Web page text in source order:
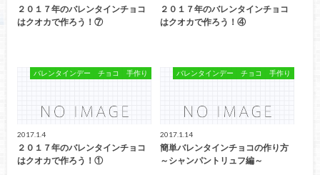
２０１７年のバレンタインチョコ
はクオカで作ろう！⑦
２０１７年のバレンタインチョコ
はクオカで作ろう！④
バレンタインデー チョコ 手作り
2017.1.4
２０１７年のバレンタインチョコ
はクオカで作ろう！①
バレンタインデー チョコ 手作り
2017.1.14
簡単バレンタインチョコの作り方
～シャンパントリュフ編～